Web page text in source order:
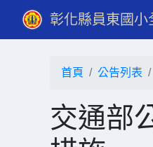
彰化縣員東國小
首頁 公告列表
交通部